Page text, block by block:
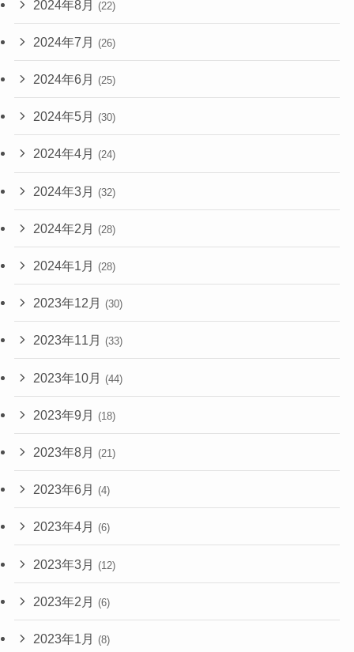
2024年8月 (22)
2024年7月 (26)
2024年6月 (25)
2024年5月 (30)
2024年4月 (24)
2024年3月 (32)
2024年2月 (28)
2024年1月 (28)
2023年12月 (30)
2023年11月 (33)
2023年10月 (44)
2023年9月 (18)
2023年8月 (21)
2023年6月 (4)
2023年4月 (6)
2023年3月 (12)
2023年2月 (6)
2023年1月 (8)